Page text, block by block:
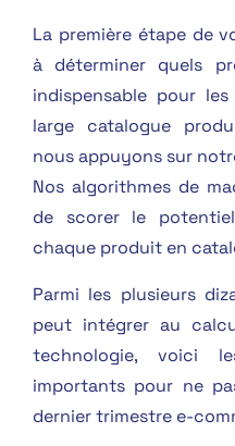
La première étape de
à déterminer quels
indispensable pour
large catalogue
nous appuyons sur
Nos algorithmes de
de scorer le
chaque produit en
Parmi les plusieurs
peut intégrer au
technologie, voici
importants pour ne
dernier trimestre e-